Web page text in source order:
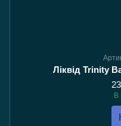
Ліквід Trinity
В